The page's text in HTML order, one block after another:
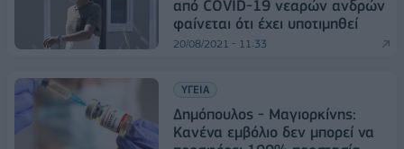
από COVID-19 νεαρών ανδρών
φαίνεται ότι έχει υποτιμηθεί
20/08/2021 - 11:33
ΥΓΕΙΑ
Δημόπουλος - Μαγιορκίνης:
Κανένα εμβόλιο δεν μπορεί να